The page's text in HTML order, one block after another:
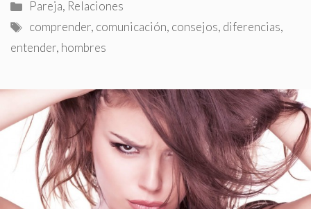
Categorías
Pareja, Relaciones
Etiquetas
comprender, comunicación, consejos, diferencias,
entender, hombres